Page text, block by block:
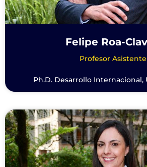
Felipe Roa-
Profesor Asistente
Ph.D. Desarrollo Internacional,